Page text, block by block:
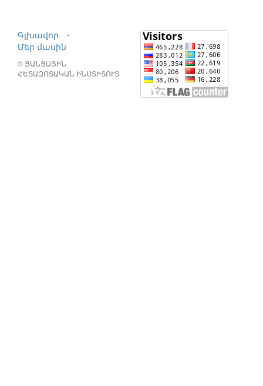
Գլխավոր
⋅
Մեր մասին
© ՑԱՆՑԱՅԻՆ
ՀԵՏԱԶՈՏԱԿԱՆ ԻՆՍՏԻՏՈՒՏ